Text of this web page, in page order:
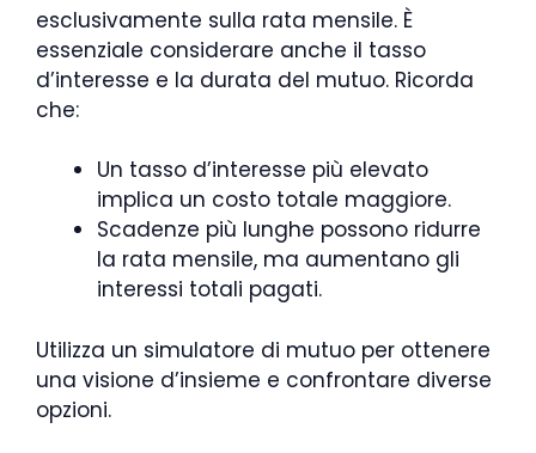
esclusivamente sulla rata mensile. È
essenziale considerare anche il tasso
d’interesse e la durata del mutuo. Ricorda
che:
Un tasso d’interesse più elevato
implica un costo totale maggiore.
Scadenze più lunghe possono ridurre
la rata mensile, ma aumentano gli
interessi totali pagati.
Utilizza un simulatore di mutuo per ottenere
una visione d’insieme e confrontare diverse
opzioni.